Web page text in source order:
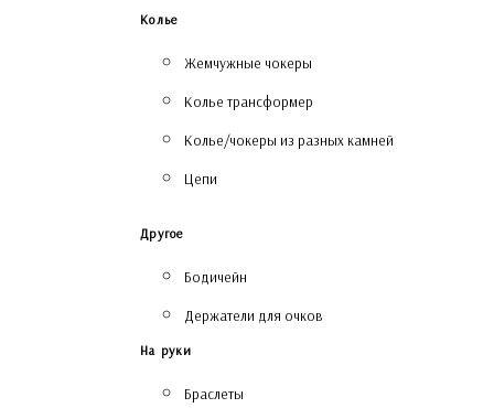
Колье
Жемчужные чокеры
Колье трансформер
Колье/чокеры из разных камней
Цепи
Другое
Бодичейн
Держатели для очков
На руки
Браслеты